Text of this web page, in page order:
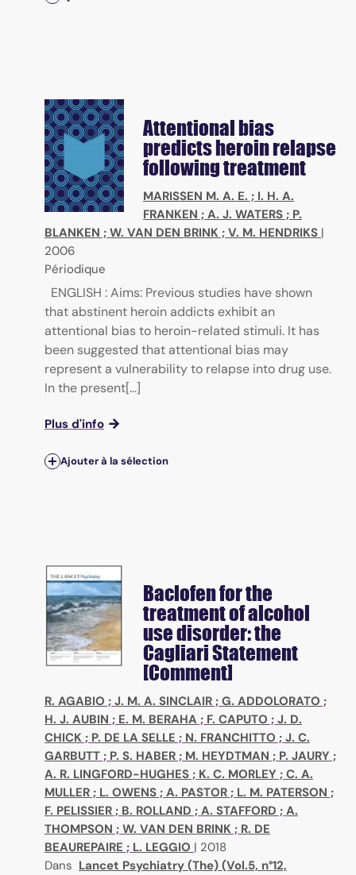
Attentional bias
predicts heroin relapse
following treatment
MARISSEN M. A. E. ; I. H. A.
FRANKEN ; A. J. WATERS ; P.
BLANKEN ; W. VAN DEN BRINK ; V. M. HENDRIKS |
2006
Périodique
ENGLISH : Aims: Previous studies have shown
that abstinent heroin addicts exhibit an
attentional bias to heroin-related stimuli. It has
been suggested that attentional bias may
represent a vulnerability to relapse into drug use.
In the present[...]
Plus d'info
Ajouter à la sélection
Baclofen for the
treatment of alcohol
use disorder: the
Cagliari Statement
[Comment]
R. AGABIO ; J. M. A. SINCLAIR ; G. ADDOLORATO ;
H. J. AUBIN ; E. M. BERAHA ; F. CAPUTO ; J. D.
CHICK ; P. DE LA SELLE ; N. FRANCHITTO ; J. C.
GARBUTT ; P. S. HABER ; M. HEYDTMAN ; P. JAURY ;
A. R. LINGFORD-HUGHES ; K. C. MORLEY ; C. A.
MULLER ; L. OWENS ; A. PASTOR ; L. M. PATERSON ;
F. PELISSIER ; B. ROLLAND ; A. STAFFORD ; A.
THOMPSON ; W. VAN DEN BRINK ; R. DE
BEAUREPAIRE ; L. LEGGIO | 2018
Dans Lancet Psychiatry (The) (Vol.5, n°12,